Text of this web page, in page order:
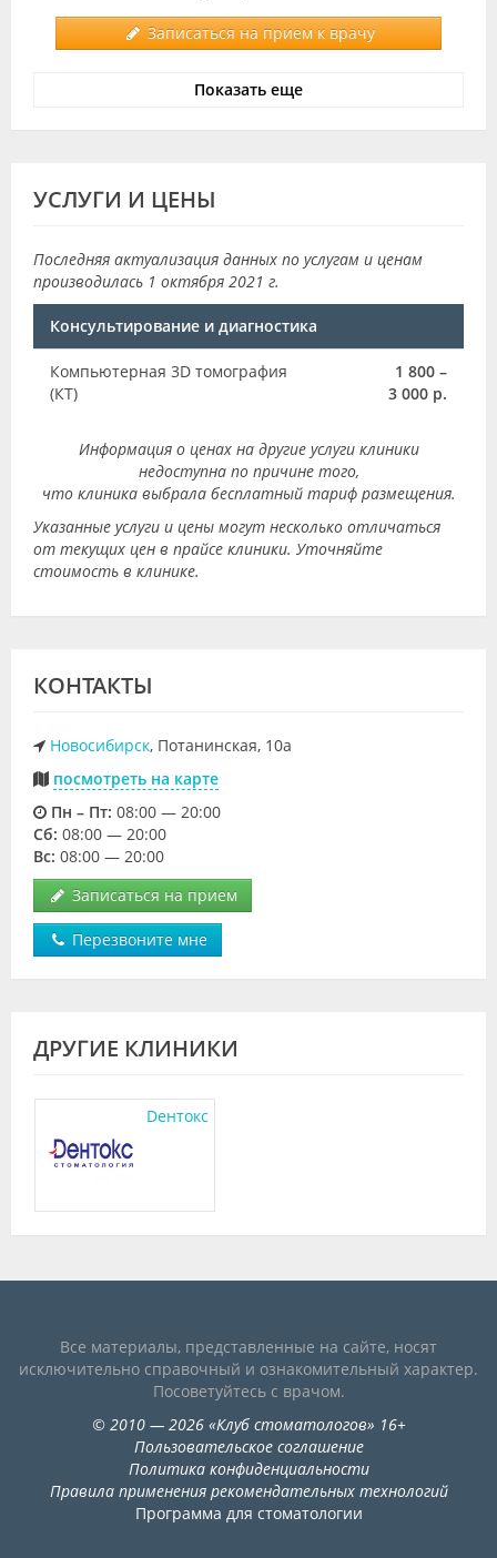
Записаться на прием к врачу
Показать еще
УСЛУГИ И ЦЕНЫ
Последняя актуализация данных по услугам и ценам
производилась 1 октября 2021 г.
Консультирование и диагностика
Компьютерная 3D томография
(КТ)
1 800 –
3 000 р.
Информация о ценах на другие услуги клиники
недоступна по причине того,
что клиника выбрала бесплатный тариф размещения.
Указанные услуги и цены могут несколько отличаться
от текущих цен в прайсе клиники. Уточняйте
стоимость в клинике.
КОНТАКТЫ
Новосибирск, Потанинская, 10а
посмотреть на карте
Пн – Пт: 08:00 — 20:00
Cб: 08:00 — 20:00
Вс: 08:00 — 20:00
Записаться на прием
Перезвоните мне
ДРУГИЕ КЛИНИКИ
Dентокс
Все материалы, представленные на сайте, носят
исключительно справочный и ознакомительный характер.
Посоветуйтесь с врачом.
© 2010— 2026«Клуб стоматологов» 16+
Пользовательское соглашение
Политика конфиденциальности
Правила применения рекомендательных технологий
Программа для стоматологии